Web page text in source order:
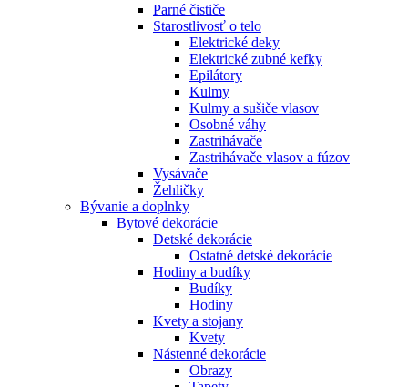
Parné čističe
Starostlivosť o telo
Elektrické deky
Elektrické zubné kefky
Epilátory
Kulmy
Kulmy a sušiče vlasov
Osobné váhy
Zastrihávače
Zastrihávače vlasov a fúzov
Vysávače
Žehličky
Bývanie a doplnky
Bytové dekorácie
Detské dekorácie
Ostatné detské dekorácie
Hodiny a budíky
Budíky
Hodiny
Kvety a stojany
Kvety
Nástenné dekorácie
Obrazy